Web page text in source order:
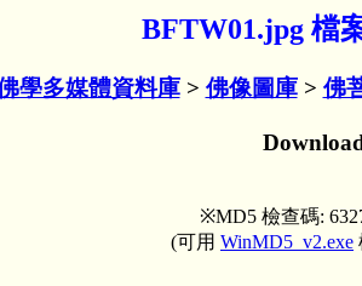
BFTW01.jpg 檔
學多媒體資料庫> 佛像圖庫> 佛
※MD5 檢查碼:
(可用 WinMD5_v2.exe